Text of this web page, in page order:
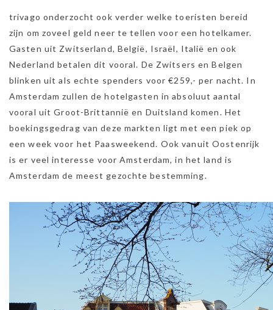
trivago onderzocht ook verder welke toeristen bereid
zijn om zoveel geld neer te tellen voor een hotelkamer.
Gasten uit Zwitserland, België, Israël, Italië en ook
Nederland betalen dit vooral. De Zwitsers en Belgen
blinken uit als echte spenders voor €259,- per nacht. In
Amsterdam zullen de hotelgasten in absoluut aantal
vooral uit Groot-Brittannië en Duitsland komen. Het
boekingsgedrag van deze markten ligt met een piek op
een week voor het Paasweekend. Ook vanuit Oostenrijk
is er veel interesse voor Amsterdam, in het land is
Amsterdam de meest gezochte bestemming.